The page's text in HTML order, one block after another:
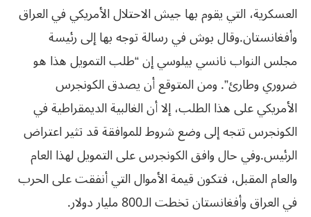
العسكرية، التي يقوم بها جيش الاحتلال الأمريكي في العراق
وأفغانستان.وقال بوش في رسالة توجه بها إلى رئيسة
مجلس النواب نانسي بيلوسي إن “طلب التمويل هذا هو
ضروري وطارئ”.ومن المتوقع أن يصدق الكونجرس
الأمريكي على هذا الطلب، إلا أن الغالبية الديمقراطية في
الكونجرس تتجه إلى وضع شروط للموافقة قد تثير اعتراض
الرئيس.وفي حال وافق الكونجرس على التمويل لهذا العام
والعام المقبل، فتكون قيمة الأموال التي أنفقت على الحرب
في العراق وأفغانستان تخطت الـ800 مليار دولار.